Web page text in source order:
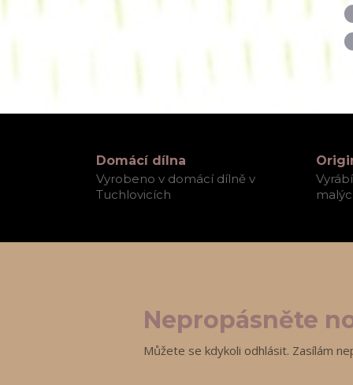
Domácí dílna
Vyrobeno v domácí dílně v
Tuchlovicích
Nepropásněte
Můžete se kdykoli odhlásit. Zasílám